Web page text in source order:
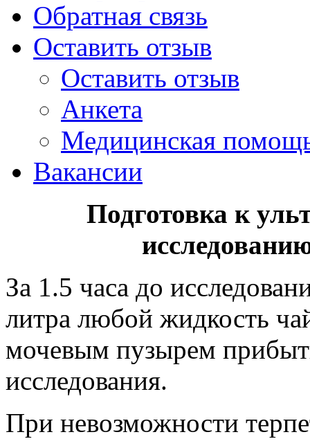
Обратная связь
Оставить отзыв
Оставить отзыв
Анкета
Медицинская
Вакансии
Подготовка к
За 1.5 часа до
литра любой жидкость
мочевым пузырем
исследования.
При невозможности